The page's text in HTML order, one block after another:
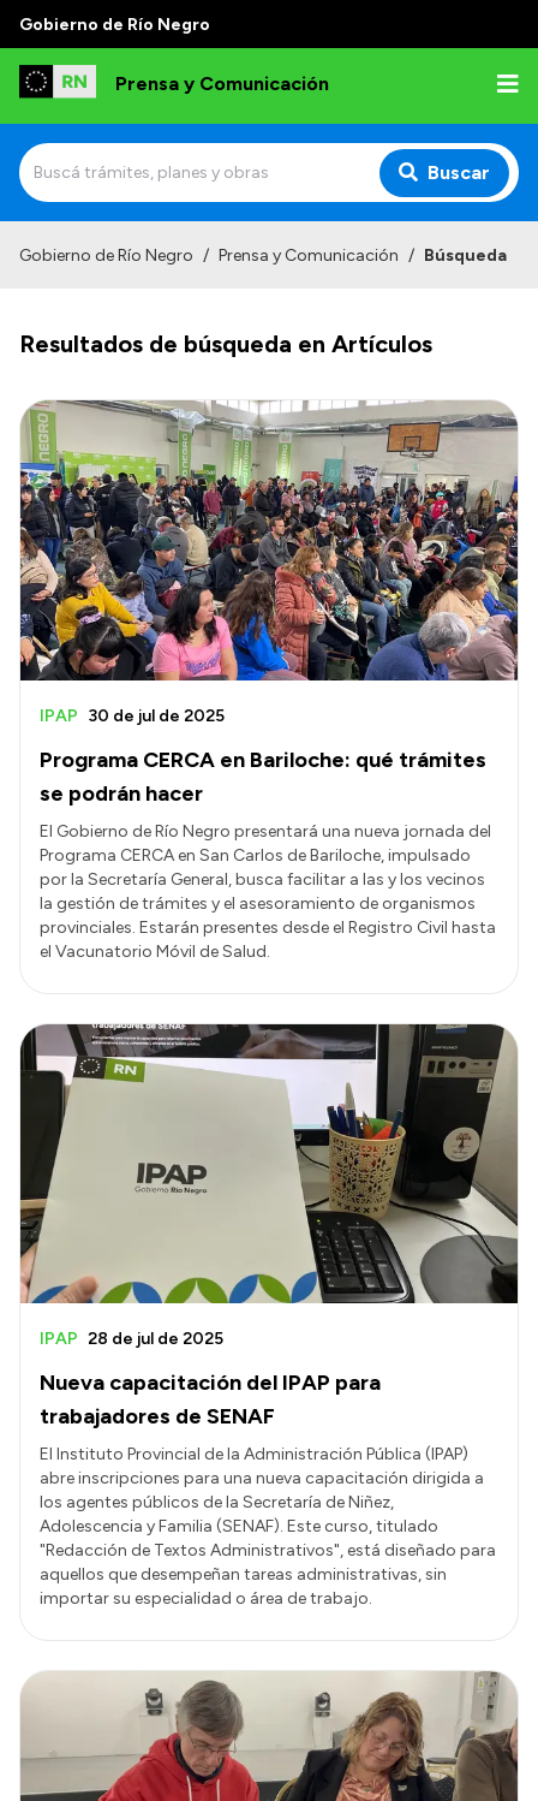
Gobierno de Río Negro
Prensa y Comunicación
Buscar
Autoridades
Referentes de prensa
Archivo de noticias
Transparencia
Presupuesto
Boletín Oficial
Compras y licitaciones
Consulta de expedientes
Convocatorias
Intranet
Login
Gobierno de Río Negro / Prensa y Comunicación / Búsqueda
Resultados de búsqueda en Artículos
Programa CERCA en Bariloche: qué trámites
se podrán hacer
IPAP 30 de jul de 2025
El Gobierno de Río Negro presentará una nueva jornada del
Programa CERCA en San Carlos de Bariloche, impulsado
por la Secretaría General, busca facilitar a las y los vecinos
la gestión de trámites y el asesoramiento de organismos
provinciales. Estarán presentes desde el Registro Civil hasta
el Vacunatorio Móvil de Salud.
Nueva capacitación del IPAP para
trabajadores de SENAF
IPAP 28 de jul de 2025
El Instituto Provincial de la Administración Pública (IPAP)
abre inscripciones para una nueva capacitación dirigida a
los agentes públicos de la Secretaría de Niñez,
Adolescencia y Familia (SENAF). Este curso, titulado
"Redacción de Textos Administrativos", está diseñado para
aquellos que desempeñan tareas administrativas, sin
importar su especialidad o área de trabajo.